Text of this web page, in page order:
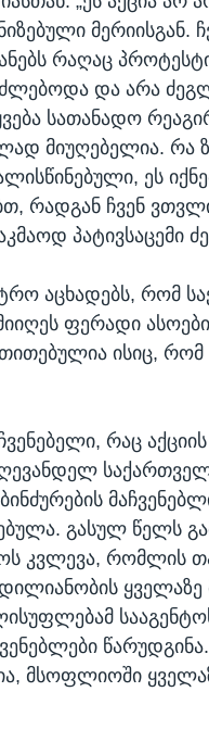
მერიისგან.
რაღაც
და არა
სათანადო
მიუღებელია. რა
ეს
რადგან ჩვენ
პატივსაცემი
აცხადებს, რომ
ფერადი
ისიც, რომ
რაც
გასულ წელს
კვლევა, რომლის
მსოფლიოში